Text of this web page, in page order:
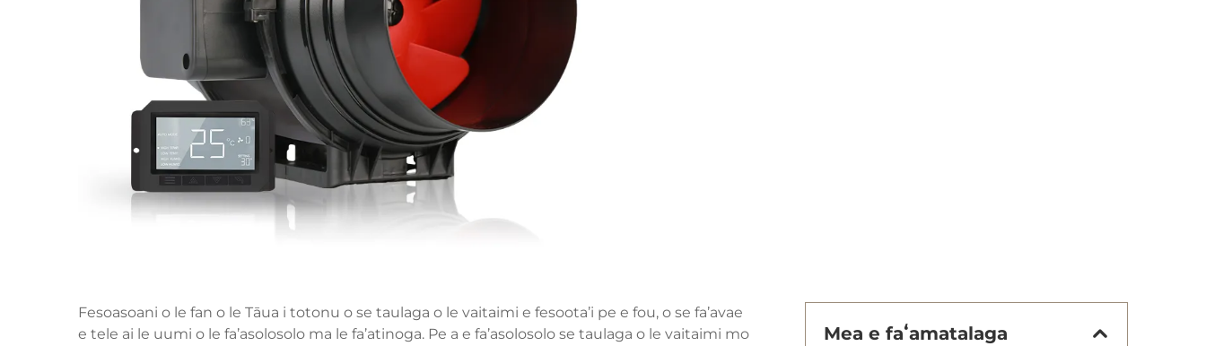
Fesoasoani o le fan o le Tāua i totonu o se taulaga o le vaitaimi e fesoota’i pe e fou, o se fa’avae
e tele ai le uumi o le fa’asolosolo ma le fa’atinoga. Pe a e fa’asolosolo se taulaga o le vaitaimi mo
Mea e faʻamatalaga